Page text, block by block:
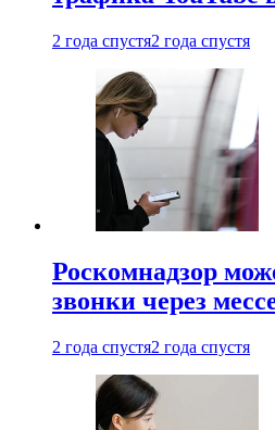
2 года спустя2 года спустя
Роскомнадзор
звонки через
2 года спустя2 года спустя